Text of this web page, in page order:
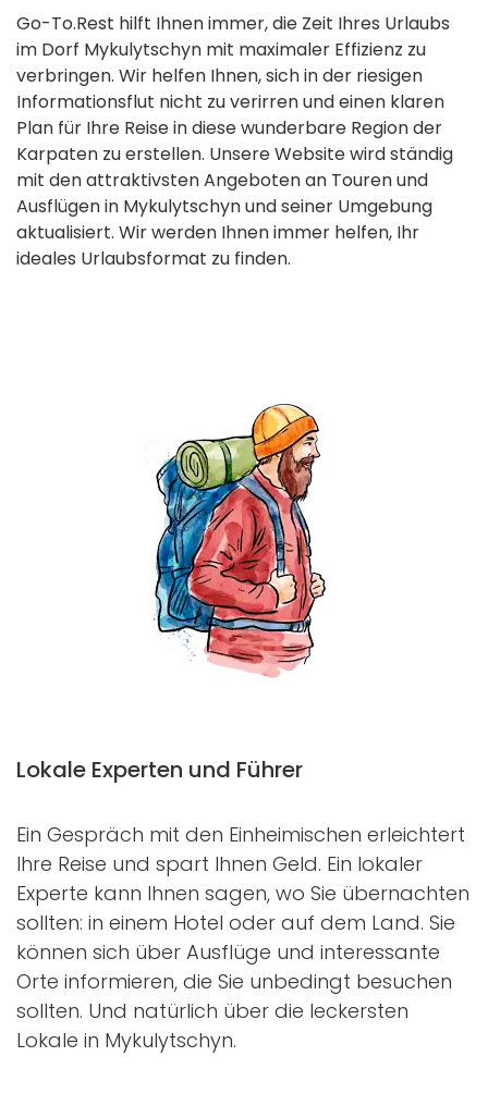
Go-To.Rest hilft Ihnen immer, die Zeit Ihres Urlaubs
im Dorf Mykulytschyn mit maximaler Effizienz zu
verbringen. Wir helfen Ihnen, sich in der riesigen
Informationsflut nicht zu verirren und einen klaren
Plan für Ihre Reise in diese wunderbare Region der
Karpaten zu erstellen. Unsere Website wird ständig
mit den attraktivsten Angeboten an Touren und
Ausflügen in Mykulytschyn und seiner Umgebung
aktualisiert. Wir werden Ihnen immer helfen, Ihr
ideales Urlaubsformat zu finden.
Lokale Experten und Führer
Ein Gespräch mit den Einheimischen erleichtert
Ihre Reise und spart Ihnen Geld. Ein lokaler
Experte kann Ihnen sagen, wo Sie übernachten
sollten: in einem Hotel oder auf dem Land. Sie
können sich über Ausflüge und interessante
Orte informieren, die Sie unbedingt besuchen
sollten. Und natürlich über die leckersten
Lokale in Mykulytschyn.